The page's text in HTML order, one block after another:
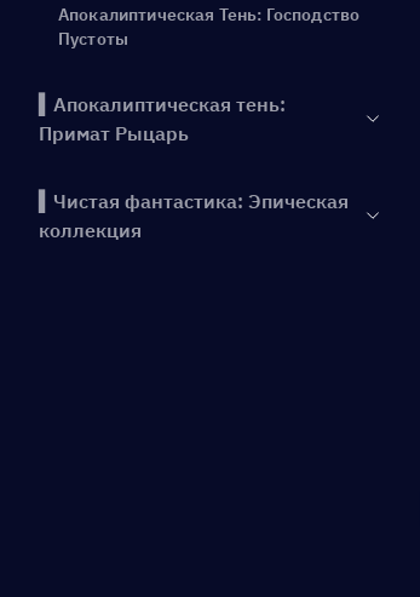
Апокалиптическая Тень: Господство
Пустоты
▍Апокалиптическая тень:
Примат Рыцарь
▍Чистая фантастика: Эпическая
коллекция